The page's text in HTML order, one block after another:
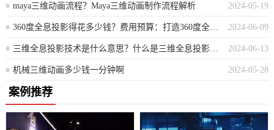
2024-05-19
maya三维动画流程？Maya三维动画制作流程解析
2024-06-09
360度全息投影得花多少钱？费用预算：打造360度全息投影需要多少花费？
2024-06-13
三维全息投影技术是什么意思？什么是三维全息投影技术？
2024-05-28
机械三维动画多少钱一分钟啊
案例推荐